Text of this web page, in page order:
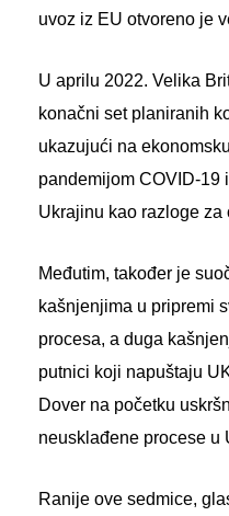
uvoz iz EU otvoreno je
U aprilu 2022. Velika
konačni set planiranih
ukazujući na
pandemijom COVID-19
Ukrajinu kao razloge za
Međutim, također je
kašnjenjima u pripremi
procesa, a duga
putnici koji napuštaju
Dover na početku
neusklađene procese u
Ranije ove sedmice,